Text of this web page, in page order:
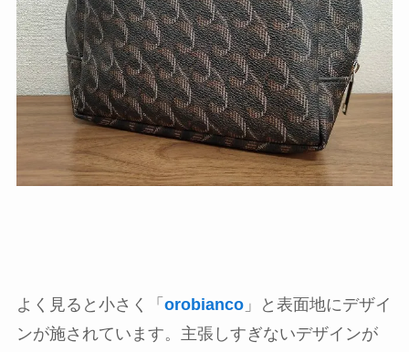
よく見ると小さく「 orobianco」と表面地にデザイ
ンが施されています。主張しすぎないデザインが